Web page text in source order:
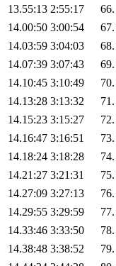
13.55:13 2:55:17 66.
14.00:50 3:00:54 67.
14.03:59 3:04:03 68.
14.07:39 3:07:43 69.
14.10:45 3:10:49 70.
14.13:28 3:13:32 71.
14.15:23 3:15:27 72.
14.16:47 3:16:51 73.
14.18:24 3:18:28 74.
14.21:27 3:21:31 75.
14.27:09 3:27:13 76.
14.29:55 3:29:59 77.
14.33:46 3:33:50 78.
14.38:48 3:38:52 79.